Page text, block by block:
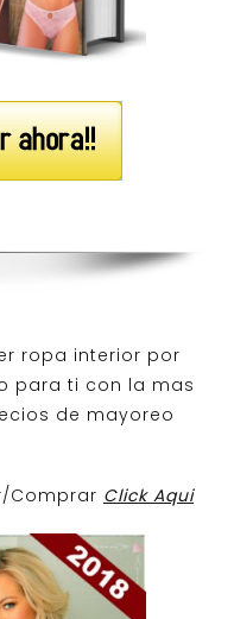
ropa interior por
para ti con la mas
de mayoreo
Comprar Click Aqui